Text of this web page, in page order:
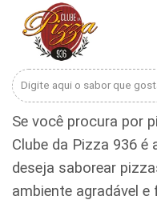
Se você procura por
Clube da Pizza 936 é
deseja saborear
ambiente agradável